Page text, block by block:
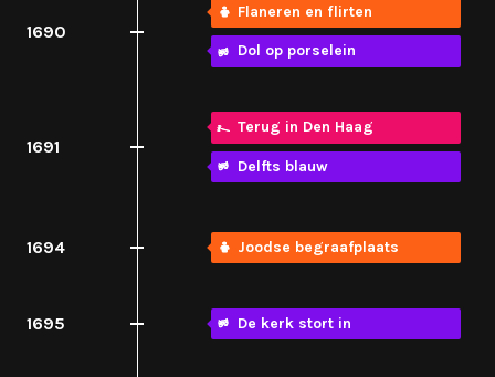
1690
Flaneren en flirten
Dol op porselein
1691
Terug in Den Haag
Delfts blauw
1694 Joodse begraafplaats
1695 De kerk stort in